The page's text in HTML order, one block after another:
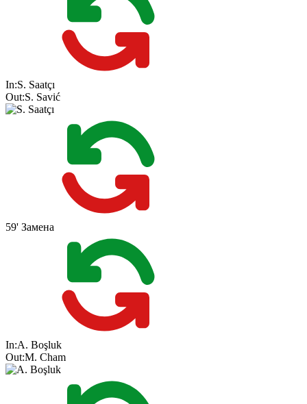
In:S. Saatçı
Out:S. Savić
59' Замена
In:A. Boşluk
Out:M. Cham